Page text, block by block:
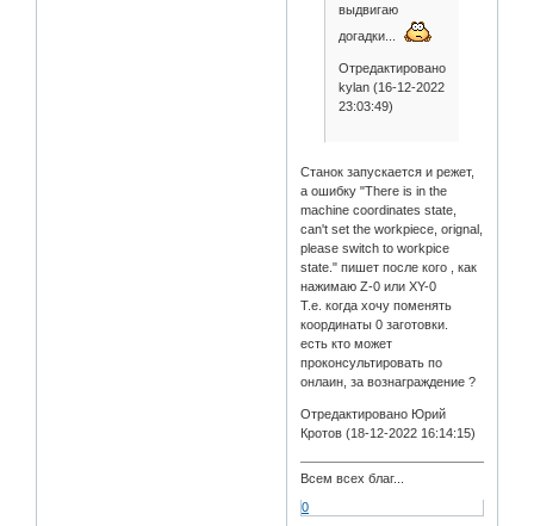
выдвигаю
догадки...
Отредактировано
kylan (16-12-2022
23:03:49)
Станок запускается и режет,
а ошибку "There is in the
machine coordinates state,
can't set the workpiece, orignal,
please switch to workpice
state." пишет после кого , как
нажимаю Z-0 или XY-0
Т.е. когда хочу поменять
координаты 0 заготовки.
есть кто может
проконсультировать по
онлаин, за вознаграждение ?
Отредактировано Юрий
Кротов (18-12-2022 16:14:15)
Всем всех благ...
0